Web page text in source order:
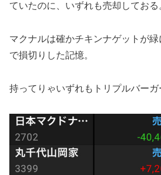
ていたのに、いずれも売却しておる
マクナルは確かチキンナゲットが
で損切りした記憶。
持ってりゃいずれもトリプルバーガ